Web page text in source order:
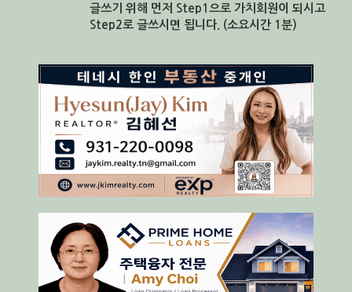
글쓰기 위해 먼저 Step1으로 가치회원이 되시고
Step2로 글쓰시면 됩니다. (소요시간 1분)